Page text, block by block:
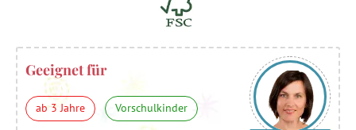
Geeignet für
ab 3 Jahre Vorschulkinder